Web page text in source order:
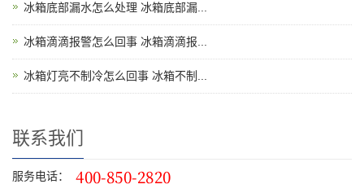
冰箱底部漏水怎么处理 冰箱底部漏...
冰箱滴滴报警怎么回事 冰箱滴滴报...
冰箱灯亮不制冷怎么回事 冰箱不制...
联系我们
服务电话：